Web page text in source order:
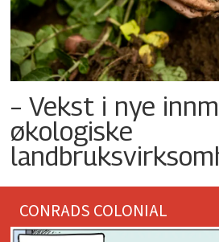
– Vekst i nye
økologiske
CONRADS COLONIAL